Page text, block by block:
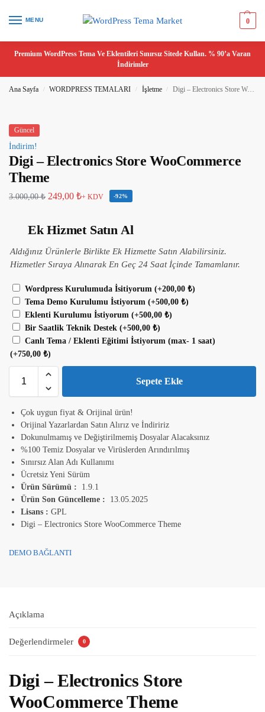
MENU 0
Premium WordPress Tema Ve Eklentileri Sınırsız Sitede Kullan. % 90’a Varan
İndirimler
Ana Sayfa / WORDPRESS TEMALARI / İşletme / Digi – Electronics Store WooCommerce Theme
Güncel
İndirim!
Digi – Electronics Store WooCommerce
Theme
3.000,00₺ 249,00 ₺+ KDV -92%
Ek Hizmet Satın Al
Aldığınız Ürünlerle Birlikte Ek Hizmette Satın Alabilirsiniz.
Hizmetler Sıraya Alınarak En Geç 24 Saat İçinde Tamamlanır.
Wordpress Kurulumuda İsitiyorum (+200,00 ₺)
Tema Demo Kurulumu İstiyorum (+500,00 ₺)
Eklenti Kurulumu İstiyorum (+500,00 ₺)
Bir Saatlik Teknik Destek (+500,00 ₺)
Canlı Tema / Eklenti Eğitimi İstiyorum (max- 1 saat)
(+750,00 ₺)
Sepete Ekle
Çok uygun fiyat & Orijinal ürün!
Orijinal Yazarlardan Satın Alırız ve İndiririz
Dokunulmamış ve Değiştirilmemiş Dosyalar Alacaksınız
%100 Temiz Dosyalar ve Virüslerden Arındırılmış
Sınırsız Alan Adı Kullanımı
Ücretsiz Yeni Sürüm
Ürün Sürümü : 1.9.1
Ürün Son Güncelleme : 13.05.2025
Lisans : GPL
Digi – Electronics Store WooCommerce Theme
DEMO BAĞLANTI
Açıklama
Değerlendirmeler 0
Digi – Electronics Store
WooCommerce Theme